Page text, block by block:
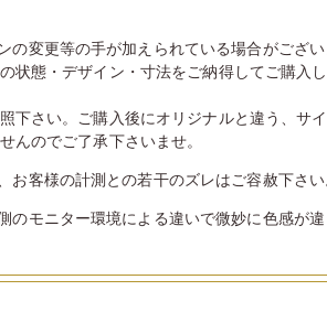
の変更等の手が加えられている場合がござ
状態・デザイン・寸法をご納得してご購入
下さい。ご購入後にオリジナルと違う、サ
んのでご了承下さいませ。
客様の計測との若干のズレはご容赦下さい
のモニター環境による違いで微妙に色感が